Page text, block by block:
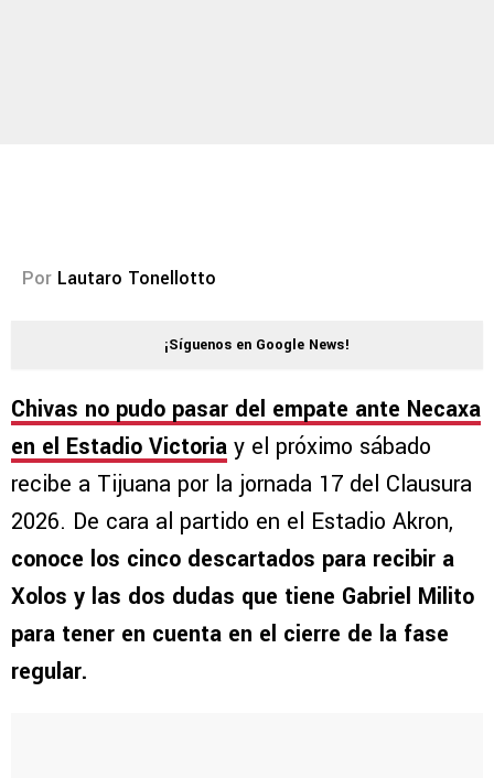
Por Lautaro Tonellotto
¡Síguenos en Google News!
Chivas no pudo pasar del empate ante Necaxa
en el Estadio Victoria y el próximo sábado
recibe a Tijuana por la jornada 17 del Clausura
2026. De cara al partido en el Estadio Akron,
conoce los cinco descartados para recibir a
Xolos y las dos dudas que tiene Gabriel Milito
para tener en cuenta en el cierre de la fase
regular.